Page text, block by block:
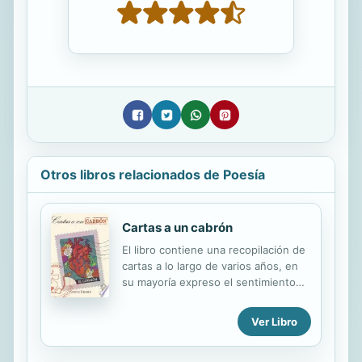
Otros libros relacionados de Poesía
Cartas a un cabrón
El libro contiene una recopilación de
cartas a lo largo de varios años, en
su mayoría expreso el sentimiento
inteligentes y rebeldes, en una
situación económica precaria
causada por la depresión, dela
Ver Libro